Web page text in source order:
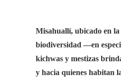
Misahuallí, ubicado en
biodiversidad —en
kichwas y mestizas
y hacia quienes habitan